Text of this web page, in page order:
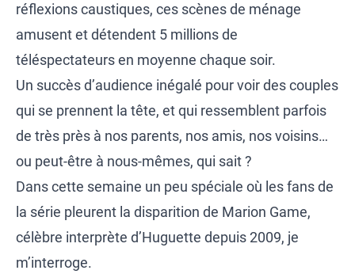
réflexions caustiques, ces scènes de ménage
amusent et détendent 5 millions de
téléspectateurs en moyenne chaque soir.
Un succès d’audience inégalé pour voir des couples
qui se prennent la tête, et qui ressemblent parfois
de très près à nos parents, nos amis, nos voisins…
ou peut-être à nous-mêmes, qui sait ?
Dans cette semaine un peu spéciale où les fans de
la série pleurent la disparition de Marion Game,
célèbre interprète d’Huguette depuis 2009, je
m’interroge.